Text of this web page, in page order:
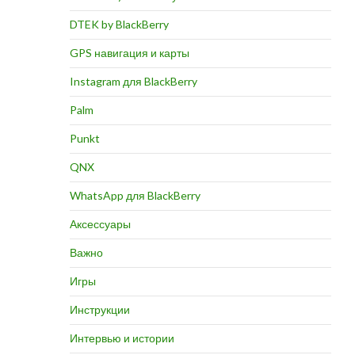
DTEK by BlackBerry
GPS навигация и карты
Instagram для BlackBerry
Palm
Punkt
QNX
WhatsApp для BlackBerry
Аксессуары
Важно
Игры
Инструкции
Интервью и истории